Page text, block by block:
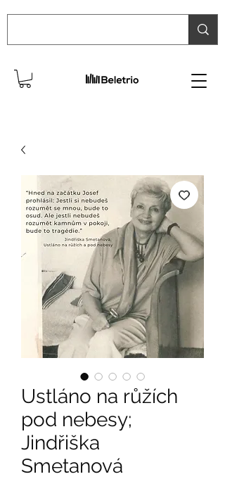
Ustláno na růžích
pod nebesy;
Jindřiška
Smetanová